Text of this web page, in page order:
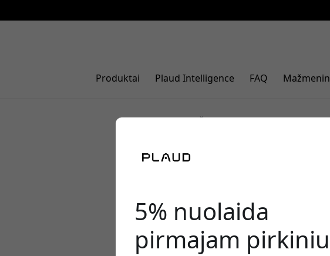
Produktai Plaud Intelligence FAQ
[PERŽIŪRA]
Kompiuteris,
dirbtinio intelekto
5% nuolaida
pirmajam